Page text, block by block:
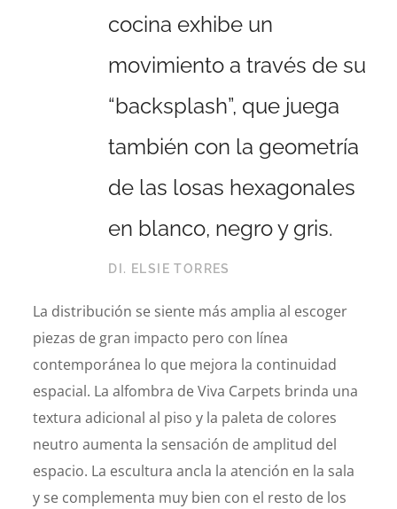
cocina exhibe un
movimiento a través de su
“backsplash”, que juega
también con la geometría
de las losas hexagonales
en blanco, negro y gris.
DI. ELSIE TORRES
La distribución se siente más amplia al escoger
piezas de gran impacto pero con línea
contemporánea lo que mejora la continuidad
espacial. La alfombra de Viva Carpets brinda una
textura adicional al piso y la paleta de colores
neutro aumenta la sensación de amplitud del
espacio. La escultura ancla la atención en la sala
y se complementa muy bien con el resto de los